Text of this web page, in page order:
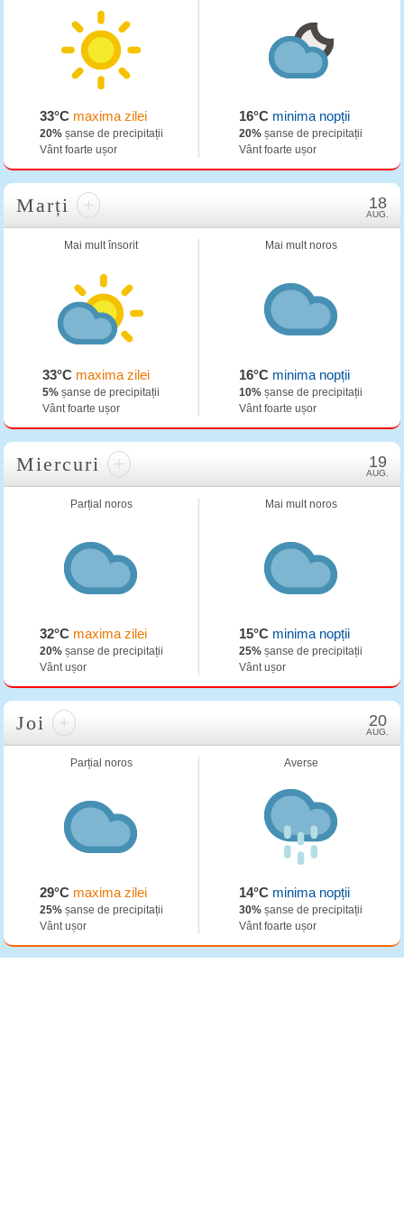
33°Cmaxima zilei
20%șanse de precipitații
Vânt foarte ușor
16°C minima nopții
20% șanse de precipitații
Vânt foarte ușor
Marți + 18
AUG.
Mai mult însorit
33°C maxima zilei
5% șanse de precipitații
Vânt foarte ușor
Mai mult noros
16°C minima nopții
10% șanse de precipitații
Vânt foarte ușor
Miercuri + 19
AUG.
Parțial noros
32°Cmaxima zilei
20%șanse de precipitații
Vânt ușor
Mai mult noros
15°C minima nopții
25% șanse de precipitații
Vânt ușor
Joi + 20
AUG.
Parțial noros
29°Cmaxima zilei
25%șanse de precipitații
Vânt ușor
Averse
14°C minima nopții
30% șanse de precipitații
Vânt foarte ușor